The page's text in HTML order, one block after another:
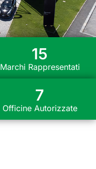
Marchi Rappresentati
15
Officine Autorizzate
7